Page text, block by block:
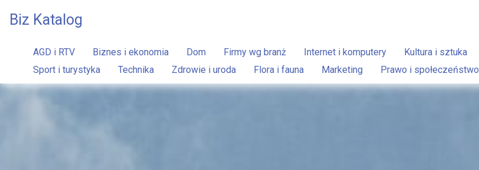
Biz Katalog
AGD i RTV Biznes i ekonomia Dom Firmy wg branż Internet i komputery Kultura i sztuka
Sport i turystyka
Technika Zdrowie i uroda Flora i fauna Marketing Prawo i społeczeństwo